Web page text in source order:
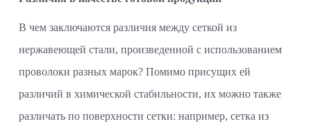
В чем заключаются различия между сеткой из
нержавеющей стали, произведенной с использованием
проволоки разных марок? Помимо присущих ей
различий в химической стабильности, их можно также
различать по поверхности сетки: например, сетка из